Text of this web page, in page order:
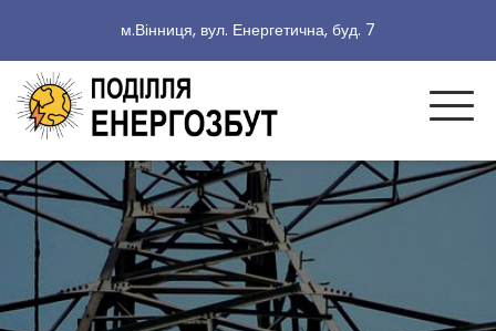
м.Вінниця, вул. Енергетична, буд. 7